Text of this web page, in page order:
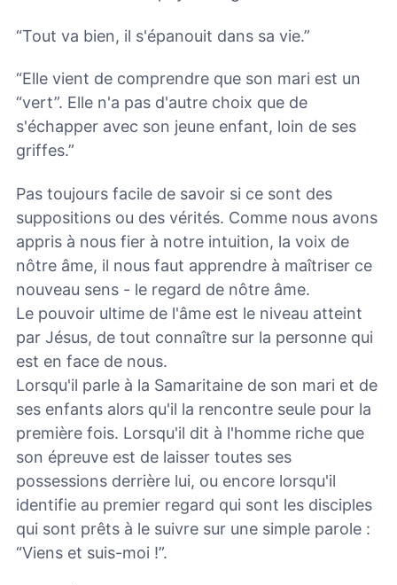
“Tout va bien, il s'épanouit dans sa vie.”
“Elle vient de comprendre que son mari est un
“vert”. Elle n'a pas d'autre choix que de
s'échapper avec son jeune enfant, loin de ses
griffes.”
Pas toujours facile de savoir si ce sont des
suppositions ou des vérités. Comme nous avons
appris à nous fier à notre intuition, la voix de
nôtre âme, il nous faut apprendre à maîtriser ce
nouveau sens - le regard de nôtre âme.
Le pouvoir ultime de l'âme est le niveau atteint
par Jésus, de tout connaître sur la personne qui
est en face de nous.
Lorsqu'il parle à la Samaritaine de son mari et de
ses enfants alors qu'il la rencontre seule pour la
première fois. Lorsqu'il dit à l'homme riche que
son épreuve est de laisser toutes ses
possessions derrière lui, ou encore lorsqu'il
identifie au premier regard qui sont les disciples
qui sont prêts à le suivre sur une simple parole :
“Viens et suis-moi !”.